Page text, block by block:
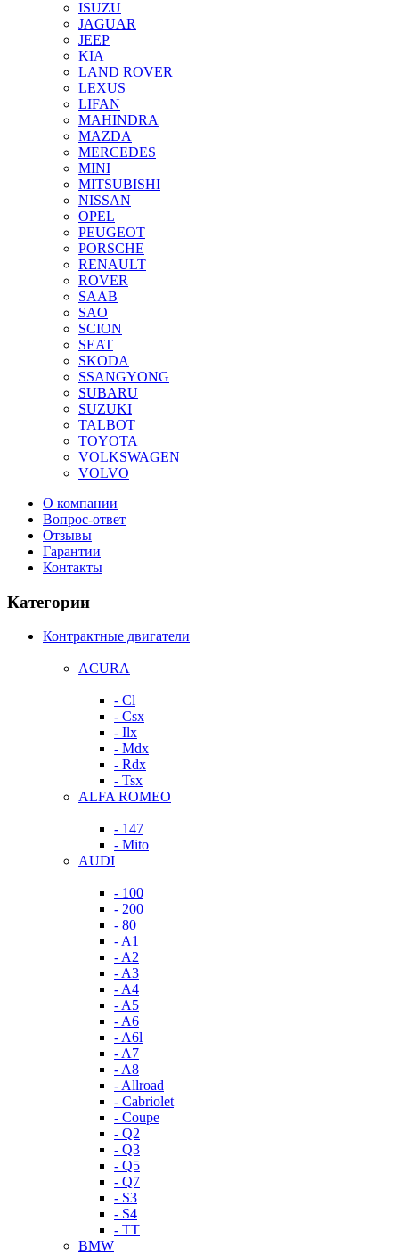
ISUZU
JAGUAR
JEEP
KIA
LAND ROVER
LEXUS
LIFAN
MAHINDRA
MAZDA
MERCEDES
MINI
MITSUBISHI
NISSAN
OPEL
PEUGEOT
PORSCHE
RENAULT
ROVER
SAAB
SAO
SCION
SEAT
SKODA
SSANGYONG
SUBARU
SUZUKI
TALBOT
TOYOTA
VOLKSWAGEN
VOLVO
О компании
Вопрос-ответ
Отзывы
Гарантии
Контакты
Категории
Контрактные двигатели
ACURA
- Cl
- Csx
- Ilx
- Mdx
- Rdx
- Tsx
ALFA ROMEO
- 147
- Mito
AUDI
- 100
- 200
- 80
- A1
- A2
- A3
- A4
- A5
- A6
- A6l
- A7
- A8
- Allroad
- Cabriolet
- Coupe
- Q2
- Q3
- Q5
- Q7
- S3
- S4
- TT
BMW